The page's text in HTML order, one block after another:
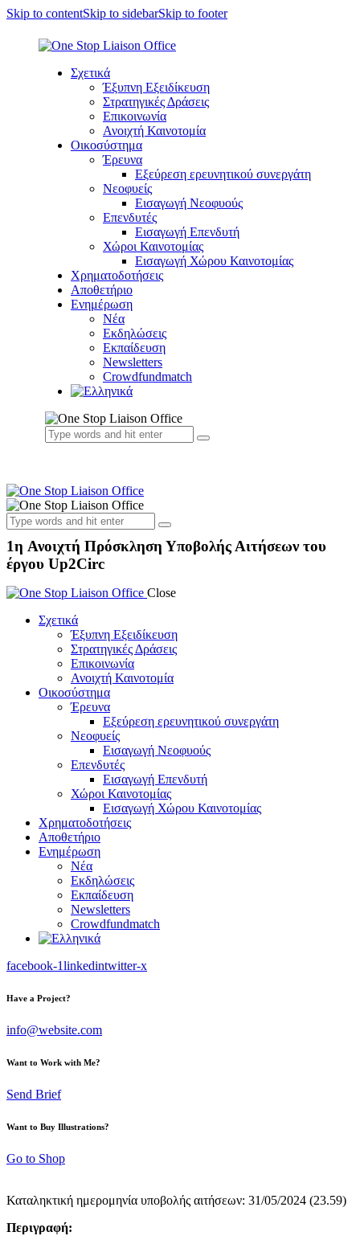
Skip to contentSkip to sidebarSkip to footer
Σχετικά
Έξυπνη Εξειδίκευση
Στρατηγικές Δράσεις
Επικοινωνία
Ανοιχτή Καινοτομία
Οικοσύστημα
Έρευνα
Εξεύρεση ερευνητικού συνεργάτη
Νεοφυείς
Εισαγωγή Νεοφυούς
Επενδυτές
Εισαγωγή Επενδυτή
Χώροι Καινοτομίας
Εισαγωγή Χώρου Καινοτομίας
Χρηματοδοτήσεις
Αποθετήριο
Ενημέρωση
Νέα
Εκδηλώσεις
Εκπαίδευση
Newsletters
Crowdfundmatch
1η Ανοιχτή Πρόσκληση Υποβολής Αιτήσεων του
έργου Up2Circ
Close
Σχετικά
Έξυπνη Εξειδίκευση
Στρατηγικές Δράσεις
Επικοινωνία
Ανοιχτή Καινοτομία
Οικοσύστημα
Έρευνα
Εξεύρεση ερευνητικού συνεργάτη
Νεοφυείς
Εισαγωγή Νεοφυούς
Επενδυτές
Εισαγωγή Επενδυτή
Χώροι Καινοτομίας
Εισαγωγή Χώρου Καινοτομίας
Χρηματοδοτήσεις
Αποθετήριο
Ενημέρωση
Νέα
Εκδηλώσεις
Εκπαίδευση
Newsletters
Crowdfundmatch
facebook-1linkedintwitter-x
Have a Project?
info@website.com
Want to Work with Me?
Send Brief
Want to Buy Illustrations?
Go to Shop
Καταληκτική ημερομηνία υποβολής αιτήσεων: 31/05/2024 (23.59)
Περιγραφή: